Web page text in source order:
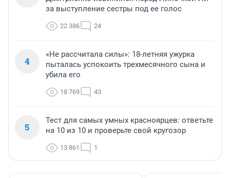
за выступление сестры под ее голос
22 386 24
4
«Не рассчитала силы»: 18-летняя ужурка
пыталась успокоить трехмесячного сына и
убила его
18 769 43
5
Тест для самых умных красноярцев: ответьте
на 10 из 10 и проверьте свой кругозор
13 861 1